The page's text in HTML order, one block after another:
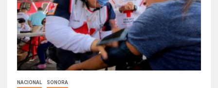
NACIONAL SONORA